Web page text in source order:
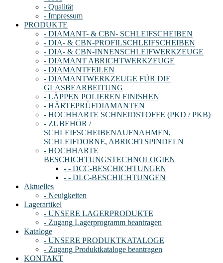
- Qualität
- Impressum
PRODUKTE
- DIAMANT- & CBN- SCHLEIFSCHEIBEN
- DIA- & CBN-PROFILSCHLEIFSCHEIBEN
- DIA- & CBN-INNENSCHLEIFWERKZEUGE
- DIAMANT ABRICHTWERKZEUGE
- DIAMANTFEILEN
- DIAMANTWERKZEUGE FÜR DIE
GLASBEARBEITUNG
- LÄPPEN POLIEREN FINISHEN
- HÄRTEPRÜFDIAMANTEN
- HOCHHARTE SCHNEIDSTOFFE (PKD / PKB)
- ZUBEHÖR /
SCHLEIFSCHEIBENAUFNAHMEN,
SCHLEIFDORNE, ABRICHTSPINDELN
- HOCHHARTE
BESCHICHTUNGSTECHNOLOGIEN
- - DCC-BESCHICHTUNGEN
- - DLC-BESCHICHTUNGEN
Aktuelles
- Neuigkeiten
Lagerartikel
- UNSERE LAGERPRODUKTE
- Zugang Lagerprogramm beantragen
Kataloge
- UNSERE PRODUKTKATALOGE
- Zugang Produktkataloge beantragen
KONTAKT